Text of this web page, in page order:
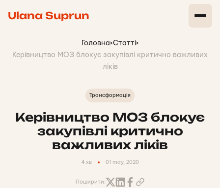
Ulana Suprun
Головна>Статті>
Керівництво МОЗ блокує закупівлі критично важливих
ліків
Трансформація
Керівництво МОЗ блокує
закупівлі критично
важливих ліків
4 хв 01 may, 2020
Поширити: